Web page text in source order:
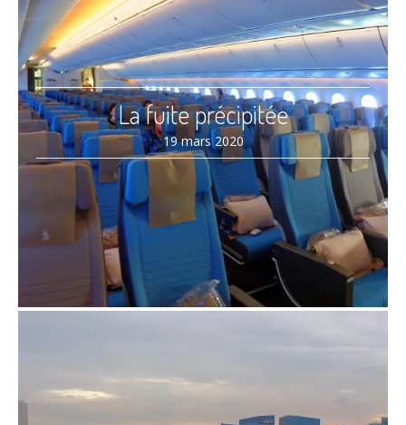
La fuite précipitée
19 mars 2020